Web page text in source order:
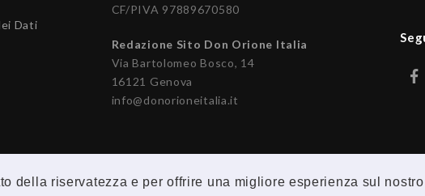
della riservatezza e per offrire una migliore esperienza sul
Dati
CF/PIVA 97889670580
Redazione Sito Don Orione Italia
Via Bartolomeo Bosco, 14
16121 Genova
info@donorioneitalia.it
© 2026 Provincia Religiosa Madre della Divina Provvidenza